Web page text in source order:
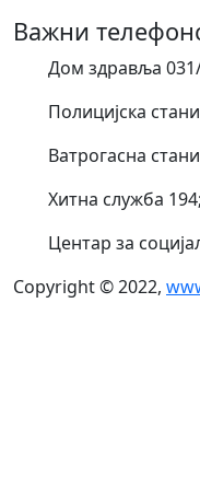
Важни
Дом здравља
Полицијска
Ватрогасна
Хитна служба
Центар за
Copyright © 2022,